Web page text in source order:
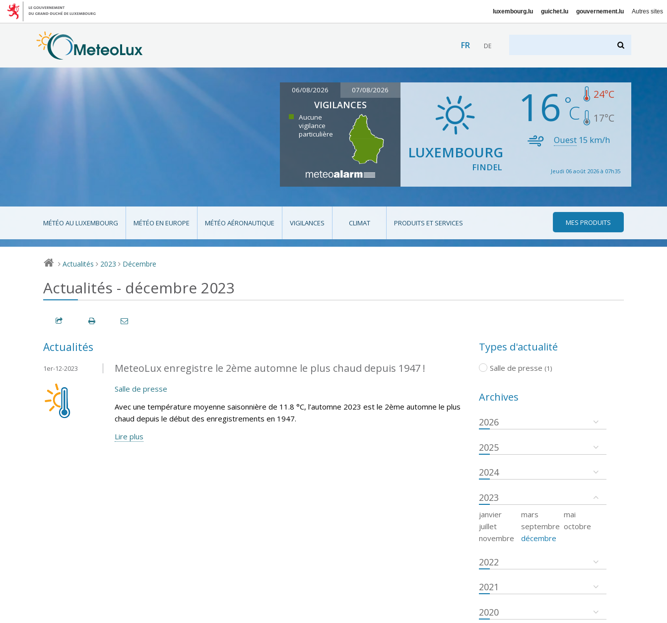
luxembourg.lu guichet.lu gouvernement.lu Autres sites
FR DE
06/08/2026 07/08/2026
VIGILANCES
Aucune
vigilance
particulière
LUXEMBOURG
FINDEL
16 24°C
17°C
Ouest 15 km/h
Jeudi 06 août 2026 à 07h35
MÉTÉO AU LUXEMBOURG MÉTÉO EN EUROPE MÉTÉO AÉRONAUTIQUE VIGILANCES CLIMAT PRODUITS ET SERVICES MES PRODUITS
> Actualités > 2023 > Décembre
Actualités - décembre 2023
Actualités
MeteoLux enregistre le 2ème automne le plus chaud depuis 1947 !
1er-12-2023
Salle de presse
Avec une température moyenne saisonnière de 11.8 °C, l’automne 2023 est le 2ème automne le plus
chaud depuis le début des enregistrements en 1947.
Lire plus
Types d'actualité
Salle de presse (1)
Archives
2026
2025
2024
2023
janvier mars
mai
juillet
septembre octobre
novembre
décembre
2022
2021
2020